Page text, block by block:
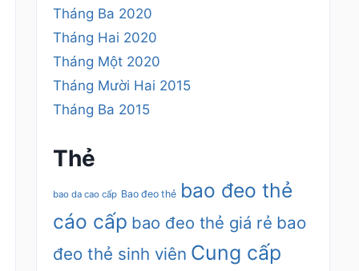
Tháng Ba 2020
Tháng Hai 2020
Tháng Một 2020
Tháng Mười Hai 2015
Tháng Ba 2015
Thẻ
bao da cao cấp Bao đeo thẻ bao đeo thẻ
cáo cấp bao đeo thẻ giá rẻ bao
đeo thẻ sinh viên Cung cấp